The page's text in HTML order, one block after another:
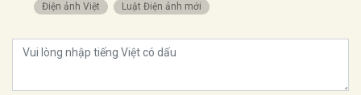
Điện ảnh Việt
Luật Điện ảnh mới